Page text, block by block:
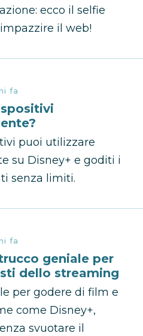
ecco il selfie
il web!
fa
puoi utilizzare
su Disney+ e goditi i
senza limiti.
fa
geniale per
dello streaming
per godere di film e
come Disney+,
svuotare il